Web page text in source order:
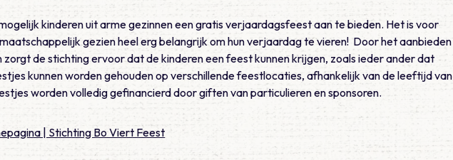
kinderen uit arme gezinnen een gratis verjaardagsfeest aan te bieden. Het is voor
gezien heel erg belangrijk om hun verjaardag te vieren! Door het aanbieden
de stichting ervoor dat de kinderen een feest kunnen krijgen, zoals ieder ander dat
kunnen worden gehouden op verschillende feestlocaties, afhankelijk van de leeftijd van
worden volledig gefinancierd door giften van particulieren en sponsoren.
| Stichting Bo Viert Feest